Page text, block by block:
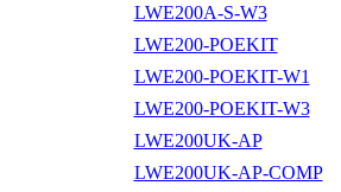
LWE200A-S-W3
LWE200-POEKIT
LWE200-POEKIT-W1
LWE200-POEKIT-W3
LWE200UK-AP
LWE200UK-AP-COMP